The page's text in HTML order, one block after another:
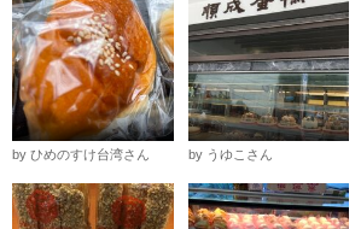
by ひめのすけ台湾さん by うゆこさん